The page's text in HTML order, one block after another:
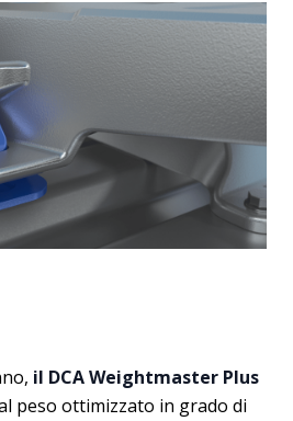
il DCA Weightmaster Plus
peso ottimizzato in grado di